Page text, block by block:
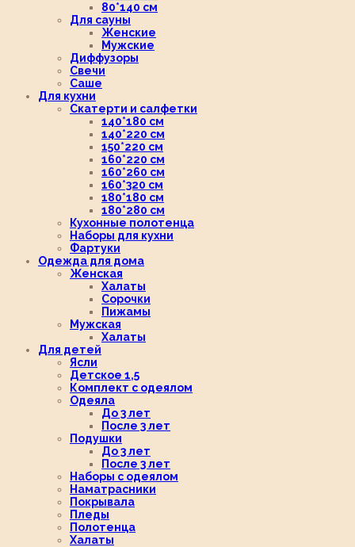
80*140 см
Для сауны
Женские
Мужские
Диффузоры
Свечи
Саше
Для кухни
Скатерти и салфетки
140*180 см
140*220 см
150*220 см
160*220 см
160*260 см
160*320 см
180*180 см
180*280 см
Кухонные полотенца
Наборы для кухни
Фартуки
Одежда для дома
Женская
Халаты
Сорочки
Пижамы
Мужская
Халаты
Для детей
Ясли
Детское 1,5
Комплект с одеялом
Одеяла
До 3 лет
После 3 лет
Подушки
До 3 лет
После 3 лет
Наборы с одеялом
Наматрасники
Покрывала
Пледы
Полотенца
Халаты